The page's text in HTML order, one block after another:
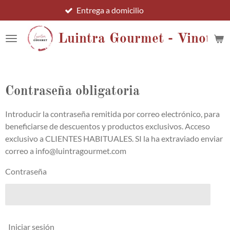
al
contenido
principal
Luintra Gourmet -
Entrega a domicilio
Contraseña obligatoria
Introducir la contraseña remitida por correo electrónico, para
beneficiarse de descuentos y productos exclusivos. Acceso
exclusivo a CLIENTES HABITUALES. SI la ha extraviado enviar
correo a info@luintragourmet.com
Contraseña
Iniciar sesión